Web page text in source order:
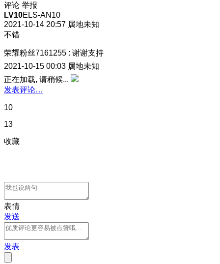
评论 举报
LV10ELS-AN10
2021-10-14 20:57 属地未知
不错
荣耀粉丝7161255 : 谢谢支持
2021-10-15 00:03 属地未知
正在加载, 请稍候...
发表评论…
10
13
收藏
表情
发送
发表